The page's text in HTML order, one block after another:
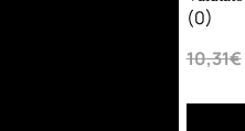
(0)
10,31€